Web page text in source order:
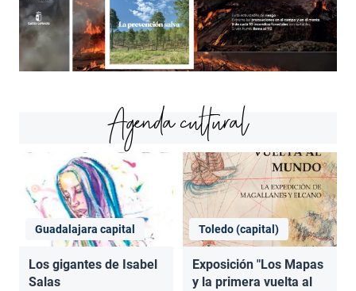
Agenda cultural
Guadalajara capital
Los gigantes de Isabel
Salas
Toledo (capital)
Exposición "Los Mapas
y la primera vuelta al